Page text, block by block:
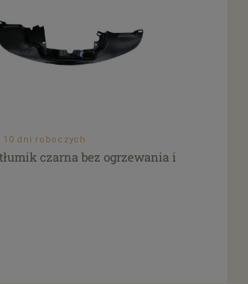
10 dni roboczych
czarna bez ogrzewania i